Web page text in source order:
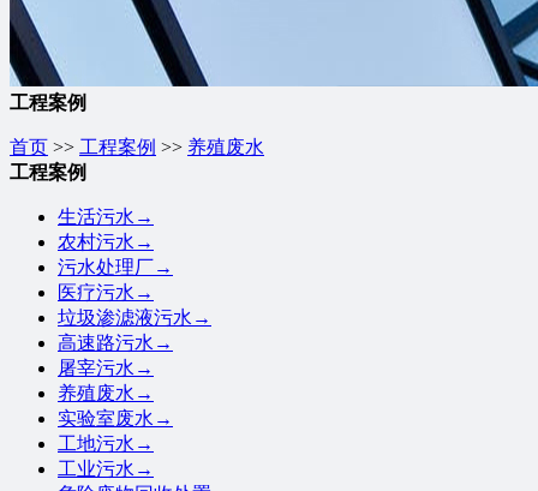
工程案例
首页 >> 工程案例 >> 养殖废水
工程案例
生活污水 →
农村污水 →
污水处理厂→
医疗污水 →
垃圾渗滤液污水 →
高速路污水 →
屠宰污水 →
养殖废水 →
实验室废水 →
工地污水 →
工业污水 →